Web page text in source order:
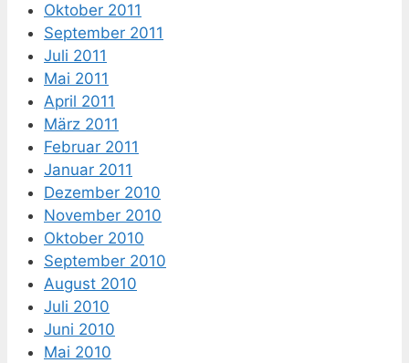
Oktober 2011
September 2011
Juli 2011
Mai 2011
April 2011
März 2011
Februar 2011
Januar 2011
Dezember 2010
November 2010
Oktober 2010
September 2010
August 2010
Juli 2010
Juni 2010
Mai 2010